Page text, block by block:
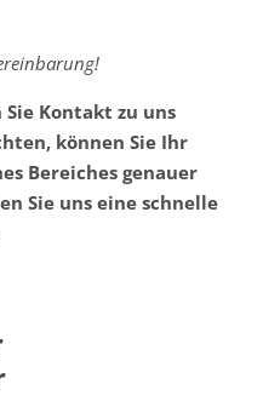
Kontakt zu uns
können Sie Ihr
Bereiches genauer
Sie uns eine schnelle